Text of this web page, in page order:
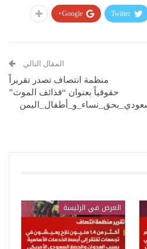
Twitter
Google+
المقال التالي
منظمة انتصاف تصدر تقريراً
حقوقياً بعنوان “قذائف الموت”
العرض في الرئيسة